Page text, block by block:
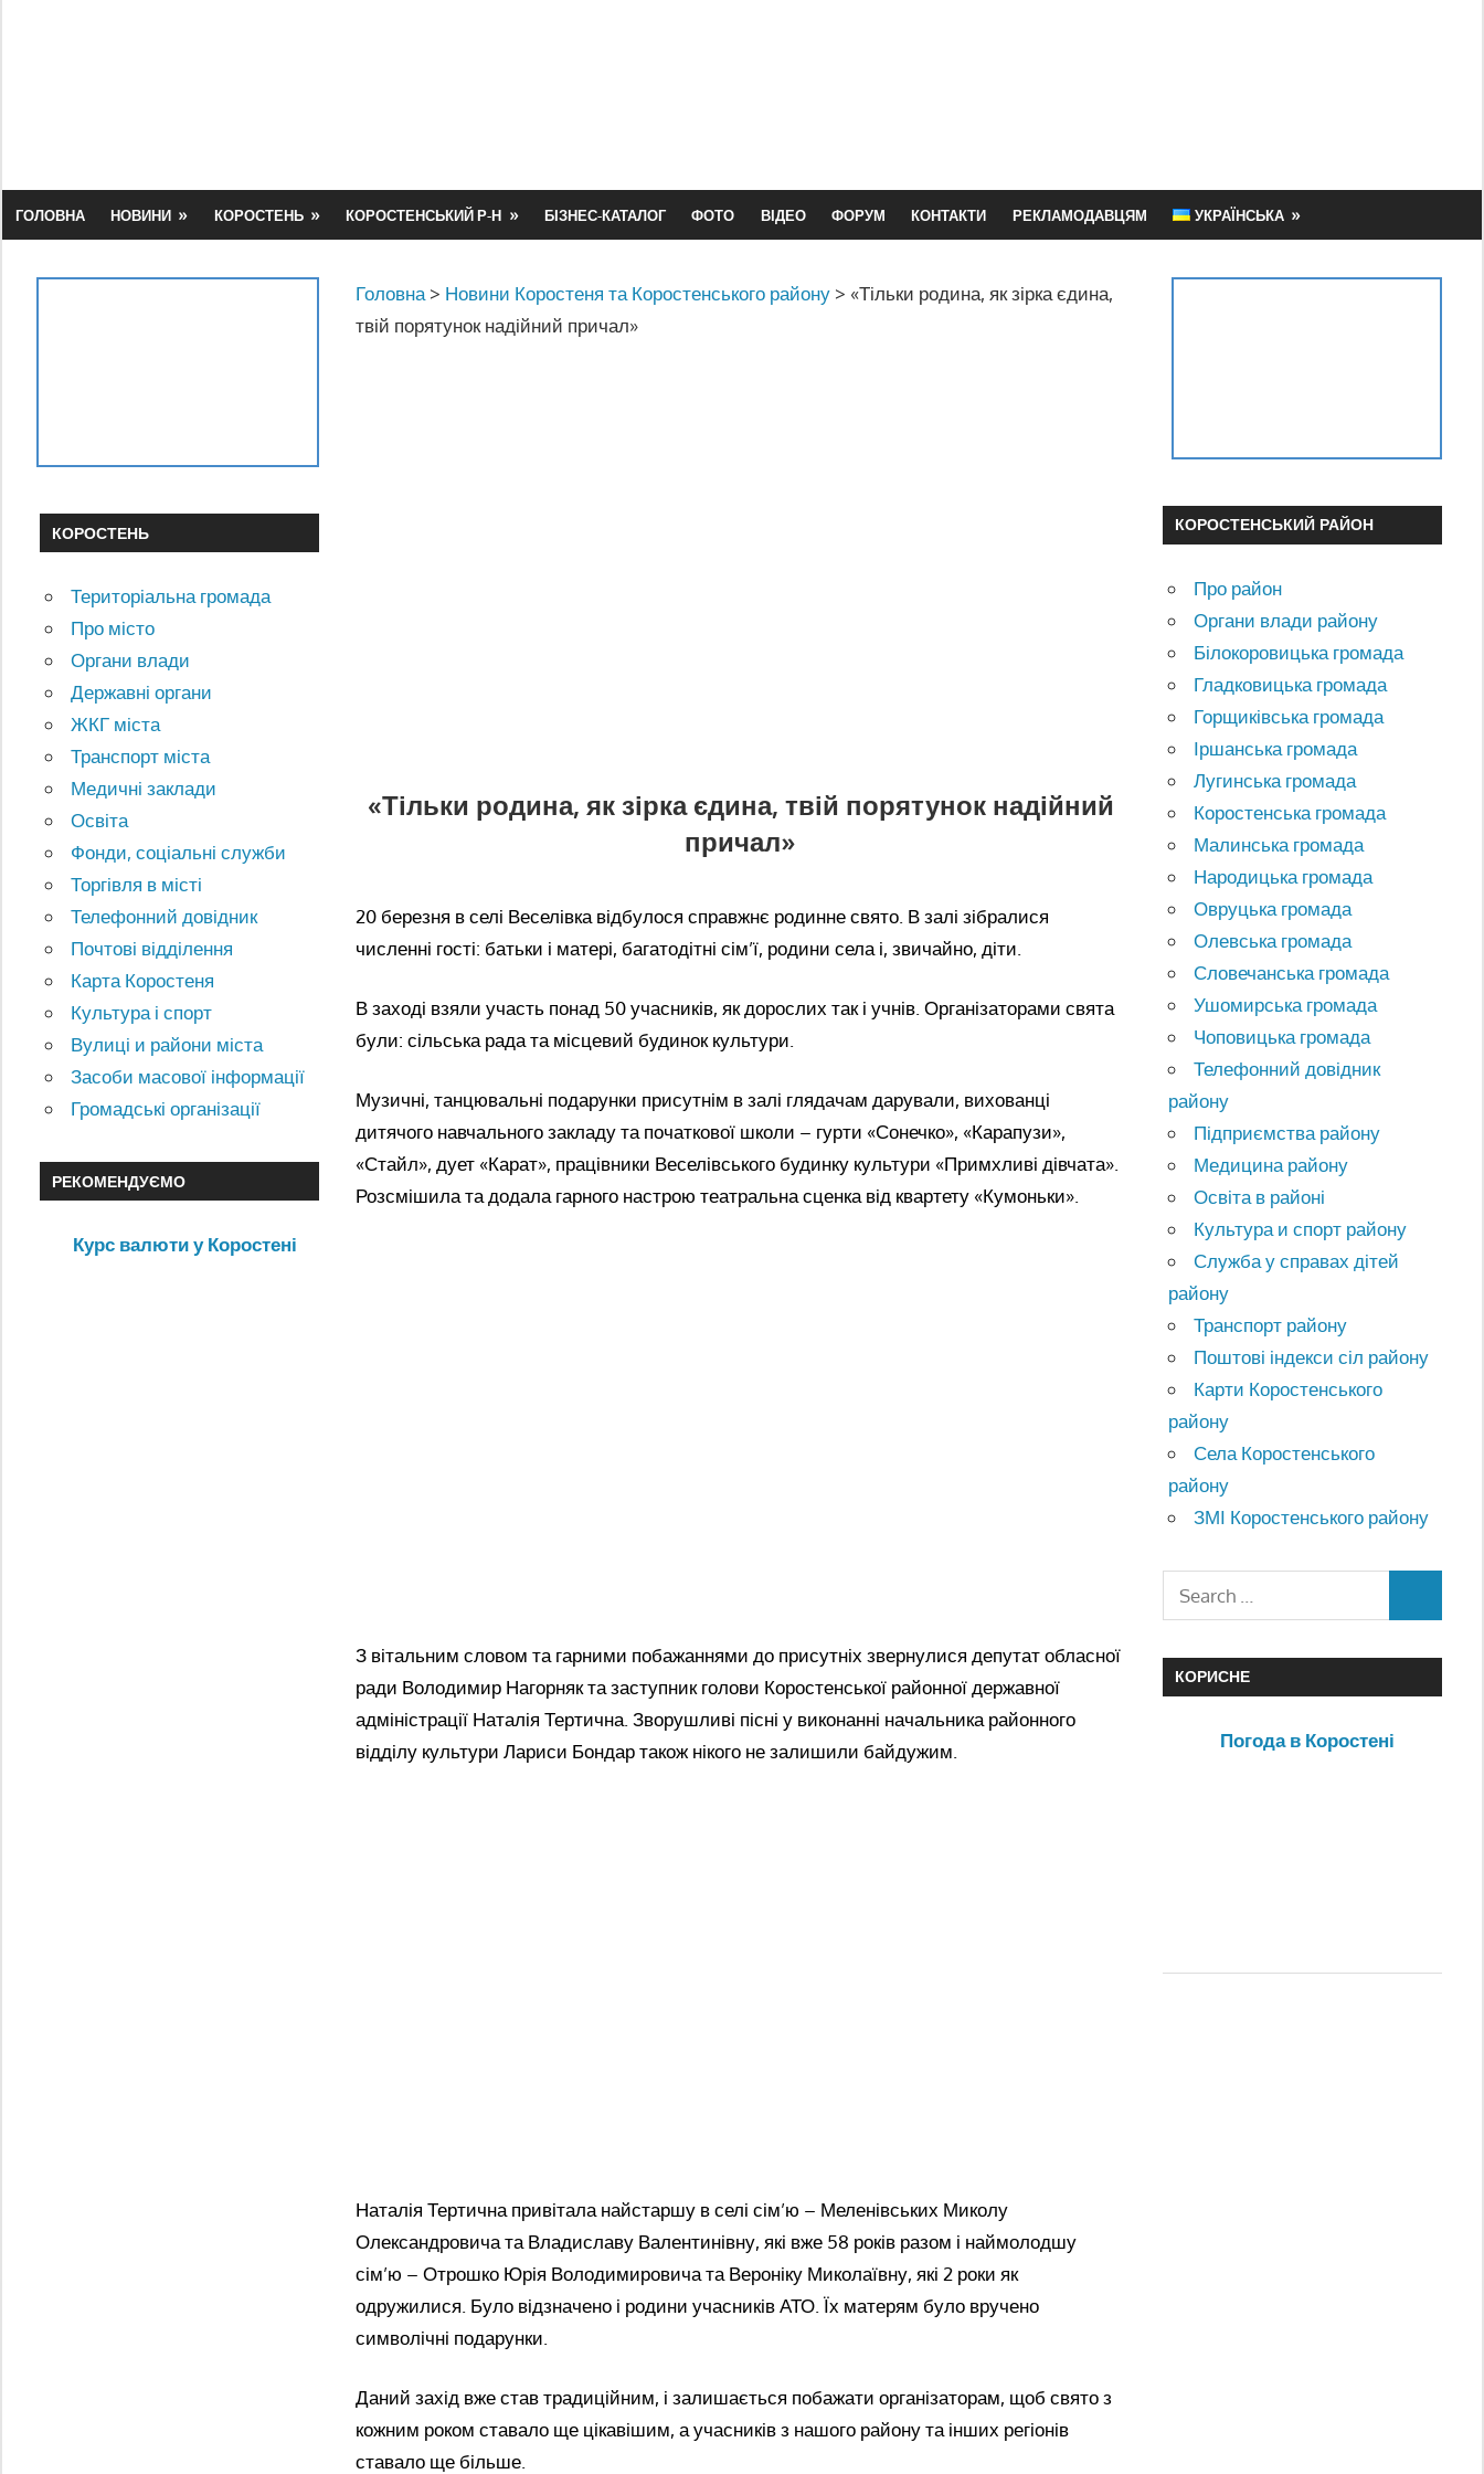
ГОЛОВНА НОВИНИ КОРОСТЕНЬ КОРОСТЕНСЬКИЙ Р-Н БІЗНЕС-КАТАЛОГ ФОТО ВІДЕО ФОРУМ КОНТАКТИ РЕКЛАМОДАВЦЯМ УКРАЇНСЬКА
Головна > Новини Коростеня та Коростенського району > «Тільки родина, як зірка єдина,
твій порятунок надійний причал»
«Тільки родина, як зірка єдина, твій порятунок надійний
причал»
20 березня в селі Веселівка відбулося справжнє родинне свято. В залі зібралися
численні гості: батьки і матері, багатодітні сім’ї, родини села і, звичайно, діти.
В заході взяли участь понад 50 учасників, як дорослих так і учнів. Організаторами свята
були: сільська рада та місцевий будинок культури.
Музичні, танцювальні подарунки присутнім в залі глядачам дарували, вихованці
дитячого навчального закладу та початкової школи – гурти «Сонечко», «Карапузи»,
«Стайл», дует «Карат», працівники Веселівського будинку культури «Примхливі дівчата».
Розсмішила та додала гарного настрою театральна сценка від квартету «Кумоньки».
З вітальним словом та гарними побажаннями до присутніх звернулися депутат обласної
ради Володимир Нагорняк та заступник голови Коростенської районної державної
адміністрації Наталія Тертична. Зворушливі пісні у виконанні начальника районного
відділу культури Лариси Бондар також нікого не залишили байдужим.
Наталія Тертична привітала найстаршу в селі сім’ю – Меленівських Миколу
Олександровича та Владиславу Валентинівну, які вже 58 років разом і наймолодшу
сім’ю – Отрошко Юрія Володимировича та Вероніку Миколаївну, які 2 роки як
одружилися. Було відзначено і родини учасників АТО. Їх матерям було вручено
символічні подарунки.
Даний захід вже став традиційним, і залишається побажати організаторам, щоб свято з
кожним роком ставало ще цікавішим, а учасників з нашого району та інших регіонів
ставало ще більше.
КОРОСТЕНЬ
Територіальна громада
Про місто
Органи влади
Державні органи
ЖКГ міста
Транспорт міста
Медичні заклади
Освіта
Фонди, соціальні служби
Торгівля в місті
Телефонний довідник
Почтові відділення
Карта Коростеня
Культура і спорт
Вулиці и райони міста
Засоби масової інформації
Громадські організації
РЕКОМЕНДУЄМО
Курс валюти у Коростені
КОРОСТЕНСЬКИЙ РАЙОН
Про район
Органи влади району
Білокоровицька громада
Гладковицька громада
Горщиківська громада
Іршанська громада
Лугинська громада
Коростенська громада
Малинська громада
Народицька громада
Овруцька громада
Олевська громада
Словечанська громада
Ушомирська громада
Чоповицька громада
Телефонний довідник
району
Підприємства району
Медицина району
Освіта в районі
Культура и спорт району
Служба у справах дітей
району
Транспорт району
Поштові індекси сіл району
Карти Коростенського
району
Села Коростенського
району
ЗМІ Коростенського району
КОРИСНЕ
Погода в Коростені